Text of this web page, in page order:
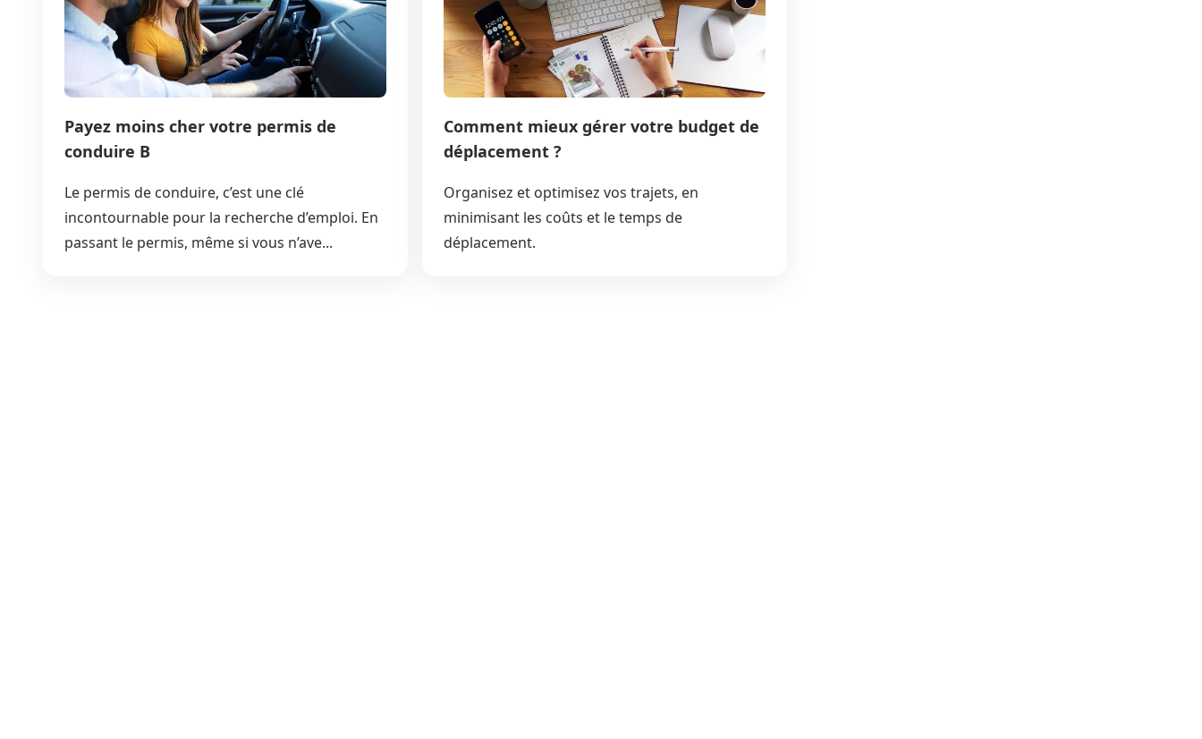
Payez moins cher votre permis de
conduire B
Le permis de conduire, c’est une clé
incontournable pour la recherche d’emploi. En
passant le permis, même si vous n’ave...
Comment mieux gérer votre budget de
déplacement ?
Organisez et optimisez vos trajets, en
minimisant les coûts et le temps de
déplacement.